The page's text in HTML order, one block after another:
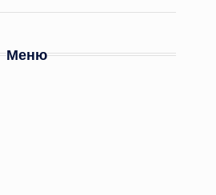
Меню